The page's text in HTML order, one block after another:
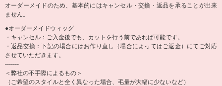
オーダーメイドのため、基本的にはキャンセル・交換・返品を承ることが出来
ません。
●オーダーメイドウィッグ
・キャンセル：ご入金後でも、カットを行う前であれば可能です。
・返品交換：下記の場合にはお作り直し（場合によってはご返金）にてご対応
させていただきます。
-------
＜弊社の不手際によるもの＞
（ご希望のスタイルと全く異なった場合、毛量が大幅に少ないなど）